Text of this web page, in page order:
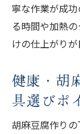
イン
健康
説
健康
健康
卓
寧な作業が成
る時間や加熱
けの仕上がりが
健康・胡
具選びポ
胡麻豆腐作り